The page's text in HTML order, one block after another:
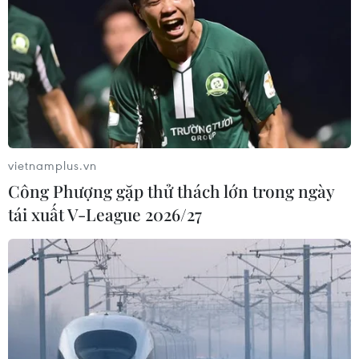
tục nỗ lực, quyết tâm thực hiện và hoàn thành
các mục tiêu, nhiệm vụ, giải pháp Đại hội III đã
đề ra, tiếp tục đưa Petrovietnam phát triển bền
vững, trở thành Tập đoàn công nghiệp-năng
lượng Quốc gia theo tinh thần Kết luận số 76-
KL/TW của Bộ Chính trị./.
vietnamplus.vn
Công Phượng gặp thử thách lớn trong ngày
tái xuất V-League 2026/27